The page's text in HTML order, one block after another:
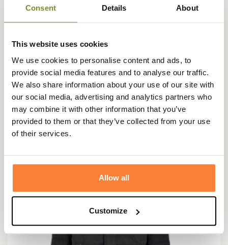
Consent Details About
This website uses cookies
We use cookies to personalise content and ads, to
provide social media features and to analyse our traffic.
We also share information about your use of our site with
our social media, advertising and analytics partners who
may combine it with other information that you’ve
provided to them or that they’ve collected from your use
of their services.
Allow all
Customize
Veste matelassée Deveron Polarquilt femme Barbour
214,95 €